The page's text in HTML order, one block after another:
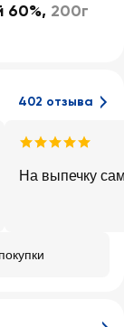
60%, 200г
402 отзыва
На выпечку